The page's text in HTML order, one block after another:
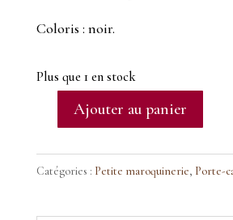
Coloris : noir.
Plus que 1 en stock
Porte-
Ajouter au panier
Catégories : Petite maroquinerie, Porte-